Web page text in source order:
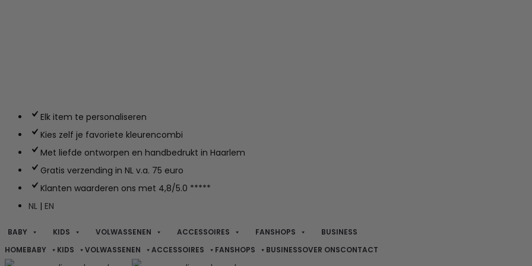
Elk item te personaliseren
Kies zelf je favoriete kleurencombi
Met liefde ontworpen en handbedrukt in Haarlem
Gratis verzending in NL v.a. 75 euro
Klanten waarderen ons met 4,8/5.0 *****
NL | EN
BABY KIDS VOLWASSENEN ACCESSOIRES FANSHOPS
BUSINESS
HOMEBABY KIDS VOLWASSENEN ACCESSOIRES FANSHOPS BUSINESSOVER ONSCONTACT